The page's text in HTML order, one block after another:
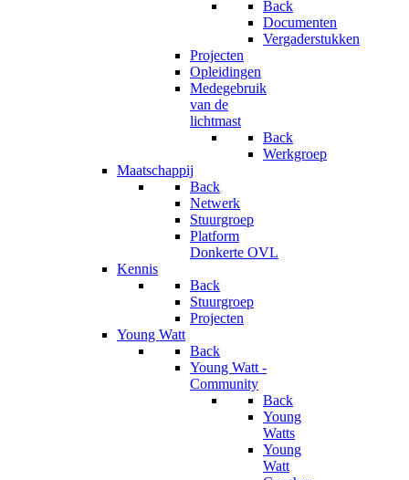
Back
Documenten
Vergaderstukken
Projecten
Opleidingen
Medegebruik
van de
lichtmast
Back
Werkgroep
Maatschappij
Back
Netwerk
Stuurgroep
Platform
Donkerte OVL
Kennis
Back
Stuurgroep
Projecten
Young Watt
Back
Young Watt -
Community
Back
Young
Watts
Young
Watt